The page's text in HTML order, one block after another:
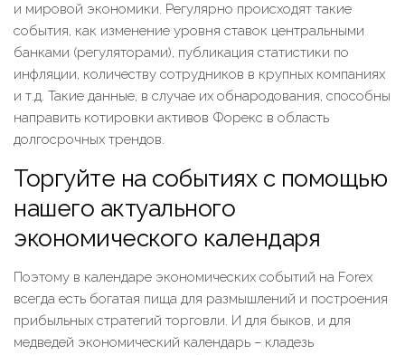
и мировой экономики. Регулярно происходят такие
события, как изменение уровня ставок центральными
банками (регуляторами), публикация статистики по
инфляции, количеству сотрудников в крупных компаниях
и т.д. Такие данные, в случае их обнародования, способны
направить котировки активов Форекс в область
долгосрочных трендов.
Торгуйте на событиях с помощью
нашего актуального
экономического календаря
Поэтому в календаре экономических событий на Forex
всегда есть богатая пища для размышлений и построения
прибыльных стратегий торговли. И для быков, и для
медведей экономический календарь – кладезь